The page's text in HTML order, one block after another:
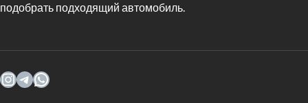
подобрать подходящий автомобиль.